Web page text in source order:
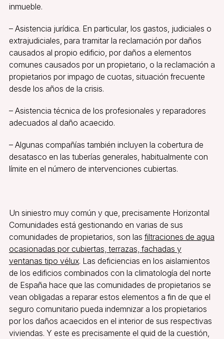
inmueble.
– Asistencia jurídica. En particular, los gastos, judiciales o
extrajudiciales, para tramitar la reclamación por daños
causados al propio edificio, por daños a elementos
comunes causados por un propietario, o la reclamación a
propietarios por impago de cuotas, situación frecuente
desde los años de la crisis.
– Asistencia técnica de los profesionales y reparadores
adecuados al daño acaecido.
– Algunas compañías también incluyen la cobertura de
desatasco en las tuberías generales, habitualmente con
límite en el número de intervenciones cubiertas.
Un siniestro muy común y que, precisamente Horizontal
Comunidades está gestionando en varias de sus
comunidades de propietarios, son las filtraciones de agua
ocasionadas por cubiertas, terrazas, fachadas y
ventanas tipo vélux. Las deficiencias en los aislamientos
de los edificios combinados con la climatología del norte
de España hace que las comunidades de propietarios se
vean obligadas a reparar estos elementos a fin de que el
seguro comunitario pueda indemnizar a los propietarios
por los daños acaecidos en el interior de sus respectivas
viviendas. Y este es precisamente el quid de la cuestión,